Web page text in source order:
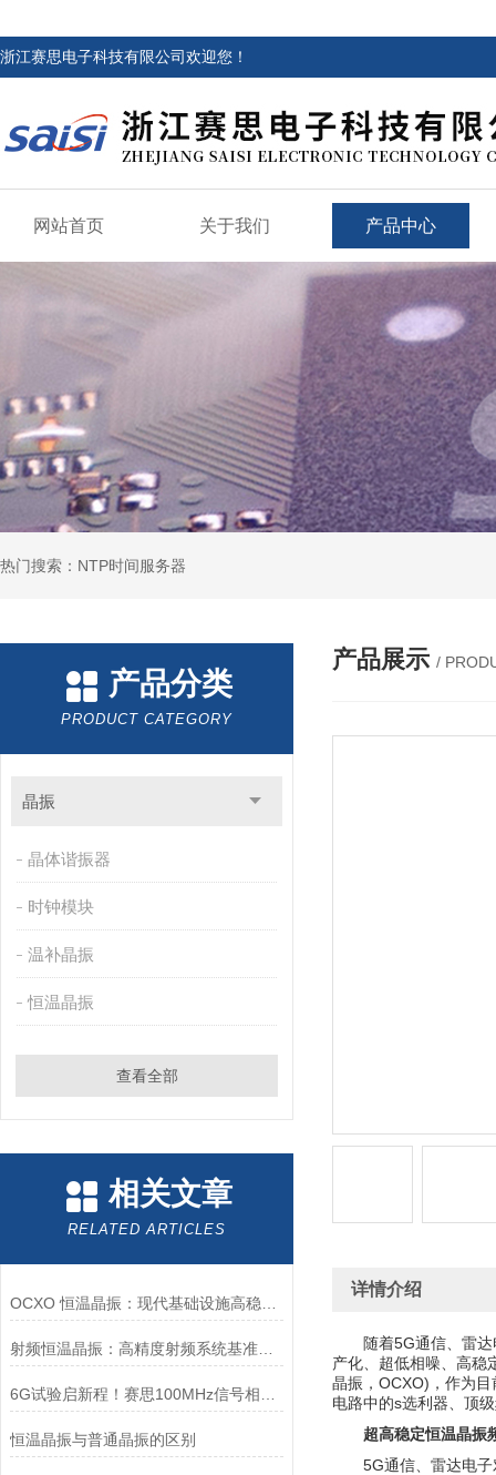
浙江赛思电子科技有限公司欢迎您！
网站首页 关于我们 产品中心
热门搜索：NTP时间服务器
产品分类
PRODUCT CATEGORY
晶振
晶体谐振器
时钟模块
温补晶振
恒温晶振
查看全部
相关文章
RELATED ARTICLES
射频恒温晶振：高精度射频系统基准时频核心器件
恒温晶振与普通晶振的区别
产品展示 /
详情介绍
随着5G通信、雷
产化、超低相噪、高稳
晶振，OCXO)，作为
电路中的s选利器、顶
超高稳定恒温晶振
5G通信、雷达电